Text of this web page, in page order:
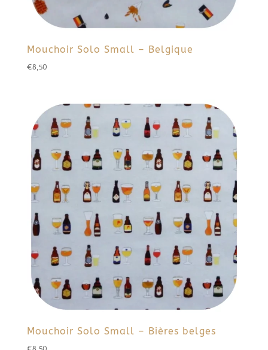
Mouchoir Solo Small – Belgique
€8,50
Mouchoir Solo Small – Bières belges